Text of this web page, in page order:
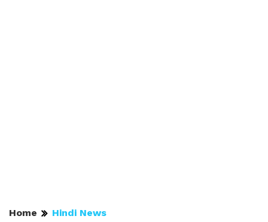
Home Hindi News